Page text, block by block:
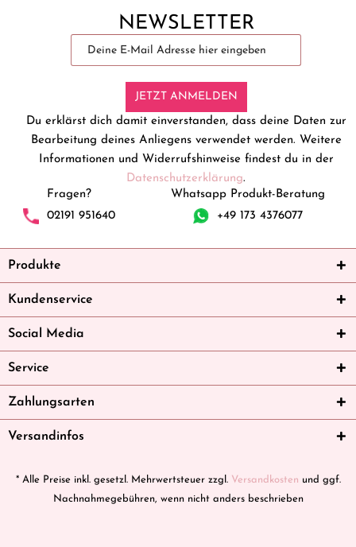
NEWSLETTER
JETZT ANMELDEN
Du erklärst dich damit einverstanden, dass deine Daten zur
Bearbeitung deines Anliegens verwendet werden. Weitere
Informationen und Widerrufshinweise findest du in der
Datenschutzerklärung.
Fragen?
02191 951640
Whatsapp Produkt-Beratung
+49 173 4376077
Produkte
Kundenservice
Social Media
Service
Zahlungsarten
Versandinfos
* Alle Preise inkl. gesetzl. Mehrwertsteuer zzgl. Versandkosten und ggf.
Nachnahmegebühren, wenn nicht anders beschrieben